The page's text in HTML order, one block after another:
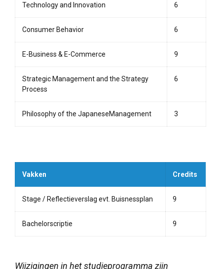
Technology and Innovation 6
Consumer Behavior 6
E-Business & E-Commerce 9
Strategic Management and the Strategy
Process
6
Philosophy of the JapaneseManagement 3
Vakken Credits
Stage / Reflectieverslag evt. Buisnessplan 9
Bachelorscriptie 9
Wijzigingen in het studieprogramma zijn